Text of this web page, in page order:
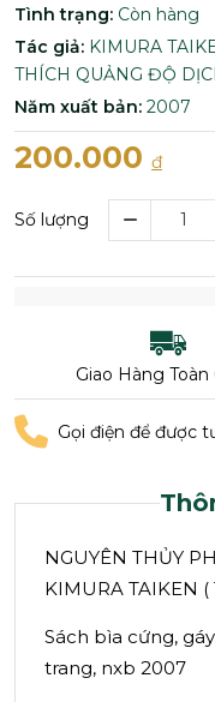
Tình trạng: Còn hàng
Tác giả: KIMURA
THÍCH QUẢNG ĐỘ
Năm xuất bản: 2007
200.000 đ
Số lượng
Giao Hàng
Gọi điện để được
NGUYÊN THỦY
KIMURA TAIKEN
Sách bìa cứng,
trang, nxb 2007